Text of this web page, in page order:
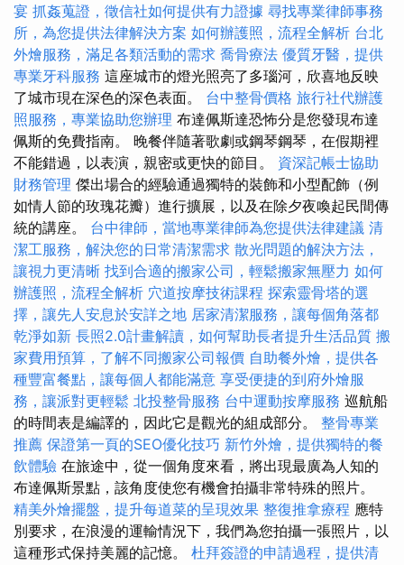
宴 抓姦蒐證，徵信社如何提供有力證據 尋找專業律師事務
所，為您提供法律解決方案 如何辦護照，流程全解析 台北
外燴服務，滿足各類活動的需求 喬骨療法 優質牙醫，提供
專業牙科服務 這座城市的燈光照亮了多瑙河，欣喜地反映
了城市現在深色的深色表面。 台中整骨價格 旅行社代辦護
照服務，專業協助您辦理 布達佩斯達恐怖分是您發現布達
佩斯的免費指南。 晚餐伴隨著歌劇或鋼琴鋼琴，在假期裡
不能錯過，以表演，親密或更快的節目。 資深記帳士協助
財務管理 傑出場合的經驗通過獨特的裝飾和小型配飾（例
如情人節的玫瑰花瓣）進行擴展，以及在除夕夜喚起民間傳
統的講座。 台中律師，當地專業律師為您提供法律建議 清
潔工服務，解決您的日常清潔需求 散光問題的解決方法，
讓視力更清晰 找到合適的搬家公司，輕鬆搬家無壓力 如何
辦護照，流程全解析 穴道按摩技術課程 探索靈骨塔的選
擇，讓先人安息於安詳之地 居家清潔服務，讓每個角落都
乾淨如新 長照2.0計畫解讀，如何幫助長者提升生活品質 搬
家費用預算，了解不同搬家公司報價 自助餐外燴，提供各
種豐富餐點，讓每個人都能滿意 享受便捷的到府外燴服
務，讓派對更輕鬆 北投整骨服務 台中運動按摩服務 巡航船
的時間表是編譯的，因此它是觀光的組成部分。 整骨專業
推薦 保證第一頁的SEO優化技巧 新竹外燴，提供獨特的餐
飲體驗 在旅途中，從一個角度來看，將出現最廣為人知的
布達佩斯景點，該角度使您有機會拍攝非常特殊的照片。
精美外燴擺盤，提升每道菜的呈現效果 整復推拿療程 應特
別要求，在浪漫的運輸情況下，我們為您拍攝一張照片，以
這種形式保持美麗的記憶。 杜拜簽證的申請過程，提供清